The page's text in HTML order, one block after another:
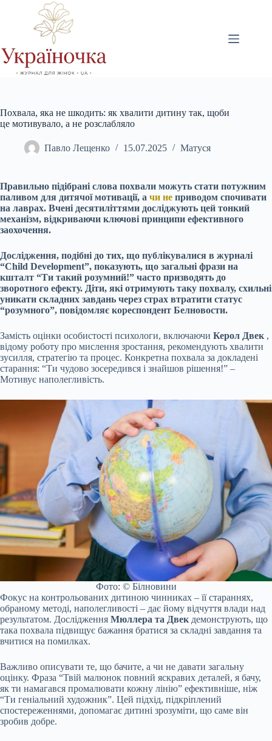
Похвала, яка не шкодить: як хвалити дитину так, щоби
це мотивувало, а не розслабляло
Павло Лещенко 15.07.2025 Матуся
Правильно підібрані слова похвали можуть стати потужним
паливом для дитячої мотивації, а чи не приводом спочивати
на лаврах. Вчені десятиліттями досліджують цей тонкий
механізм, відкриваючи ключові принципи ефективного
заохочення.
Дослідження, подібні до тих, що публікувалися в журналі
“Child Development”, показують, що загальні фрази на
кшталт “Ти такий розумний!” часто призводять до
зворотного ефекту. Діти, які отримують таку похвалу, схильні
уникати складних завдань через страх втратити статус
“розумного”, повідомляє кореспондент Белновости.
Замість оцінки особистості психологи, включаючи Керол Двек ,
відому роботу про мислення зростання, рекомендують хвалити
зусилля, стратегію та процес. Конкретна похвала за докладені
старання: “Ти чудово зосередився і знайшов рішення!” –
Мотивує наполегливість.
Фото: © Білновини
Фокус на контрольованих дитиною чинниках – її стараннях,
обраному методі, наполегливості – дає йому відчуття влади над
результатом. Дослідження Мюллера та Двек демонструють, що
така похвала підвищує бажання братися за складні завдання та
вчитися на помилках.
Важливо описувати те, що бачите, а чи не давати загальну
оцінку. Фраза “Твій малюнок повний яскравих деталей, я бачу,
як ти намагався промалювати кожну лінію” ефективніше, ніж
“Ти геніальний художник”. Цей підхід, підкріплений
спостереженнями, допомагає дитині зрозуміти, що саме він
зробив добре.